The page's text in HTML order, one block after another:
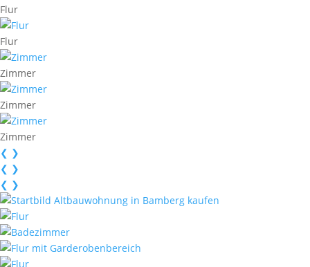
Flur
Flur
Zimmer
Zimmer
Zimmer
❮ ❯
❮ ❯
❮ ❯